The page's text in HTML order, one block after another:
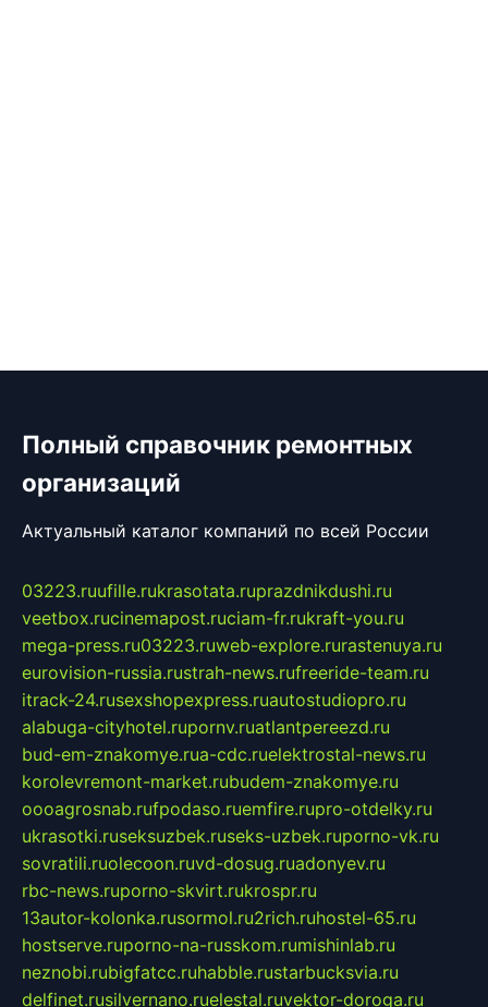
Полный справочник ремонтных
организаций
Актуальный каталог компаний по всей России
03223.ruufille.rukrasotata.ruprazdnikdushi.ru
veetbox.rucinemapost.ruciam-fr.rukraft-you.ru
mega-press.ru03223.ruweb-explore.rurastenuya.ru
eurovision-russia.rustrah-news.rufreeride-team.ru
itrack-24.rusexshopexpress.ruautostudiopro.ru
alabuga-cityhotel.rupornv.ruatlantpereezd.ru
bud-em-znakomye.rua-cdc.ruelektrostal-news.ru
korolevremont-market.rubudem-znakomye.ru
oooagrosnab.rufpodaso.ruemfire.rupro-otdelky.ru
ukrasotki.ruseksuzbek.ruseks-uzbek.ruporno-vk.ru
sovratili.ruolecoon.ruvd-dosug.ruadonyev.ru
rbc-news.ruporno-skvirt.rukrospr.ru
13autor-kolonka.rusormol.ru2rich.ruhostel-65.ru
hostserve.ruporno-na-russkom.rumishinlab.ru
neznobi.rubigfatcc.ruhabble.rustarbucksvia.ru
delfinet.rusilvernano.ruelestal.ruvektor-doroga.ru